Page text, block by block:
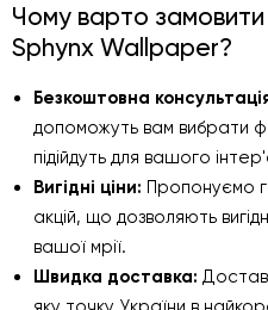
Чому варто
Sphynx Wallpaper?
Безкоштовна
допоможуть вам вибрати
підійдуть для вашого
Вигідні ціни: Пропонуємо
акцій, що дозволяють
вашої мрії.
Швидка доставка: